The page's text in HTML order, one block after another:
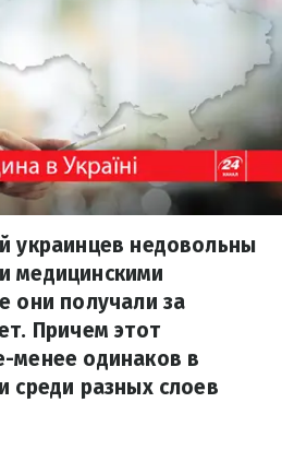
украинцев недовольны
медицинскими
они получали за
Причем этот
менее одинаков в
среди разных слоев